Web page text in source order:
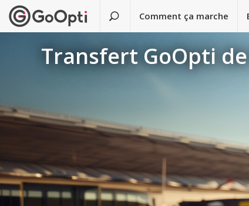
Comment ça marche
Transfert GoOpti